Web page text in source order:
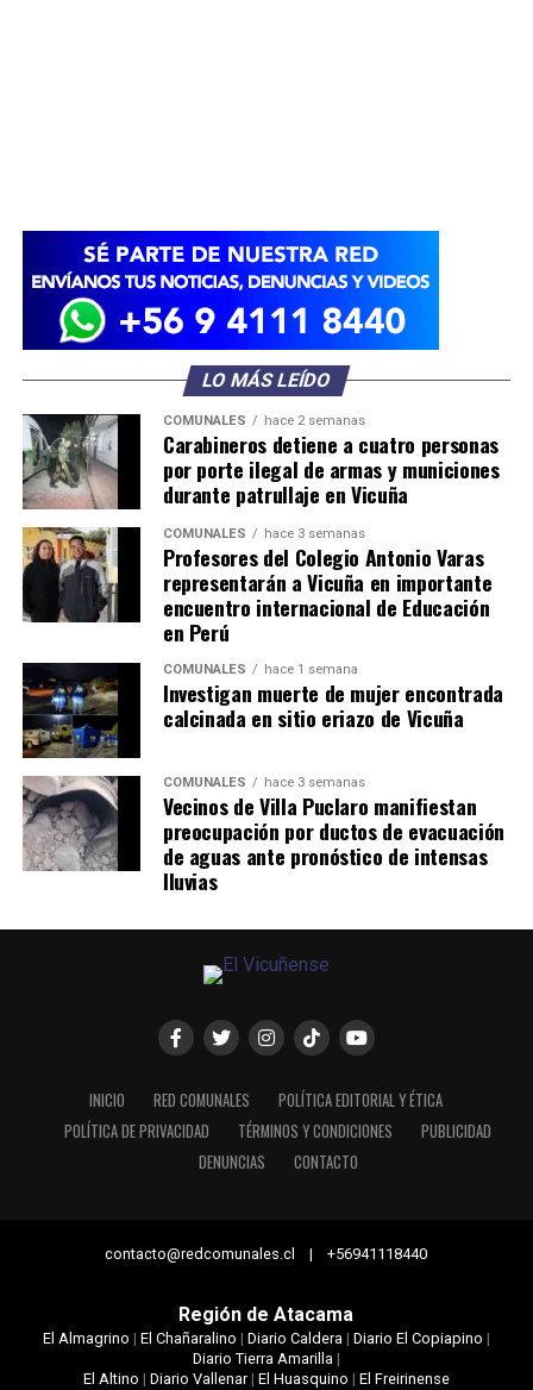
LO MÁS LEÍDO
COMUNALES hace 2 semanas
Carabineros detiene a cuatro personas
por porte ilegal de armas y municiones
durante patrullaje en Vicuña
COMUNALES hace 3 semanas
Profesores del Colegio Antonio Varas
representarán a Vicuña en importante
encuentro internacional de Educación
en Perú
COMUNALES hace 1 semana
Investigan muerte de mujer encontrada
calcinada en sitio eriazo de Vicuña
COMUNALES hace 3 semanas
Vecinos de Villa Puclaro manifiestan
preocupación por ductos de evacuación
de aguas ante pronóstico de intensas
lluvias
INICIO RED COMUNALES
POLÍTICA EDITORIAL Y ÉTICA
POLÍTICA DE PRIVACIDAD
TÉRMINOS Y CONDICIONES
PUBLICIDAD
DENUNCIAS
CONTACTO
contacto@redcomunales.cl | +56941118440
Región de Atacama
El Almagrino | El Chañaralino | Diario Caldera| Diario El Copiapino |
Diario Tierra Amarilla|
El Altino | Diario Vallenar| El Huasquino | El Freirinense